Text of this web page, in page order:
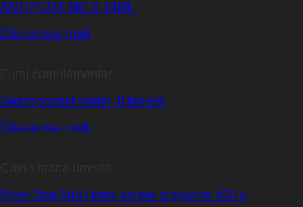
ANTIPOUX MD X 14ML
Citește mai mult
Gastroprotect blister, 8 tablete
Citește mai mult
Piper Dog Adult Inimi de pui si spanac 400 g